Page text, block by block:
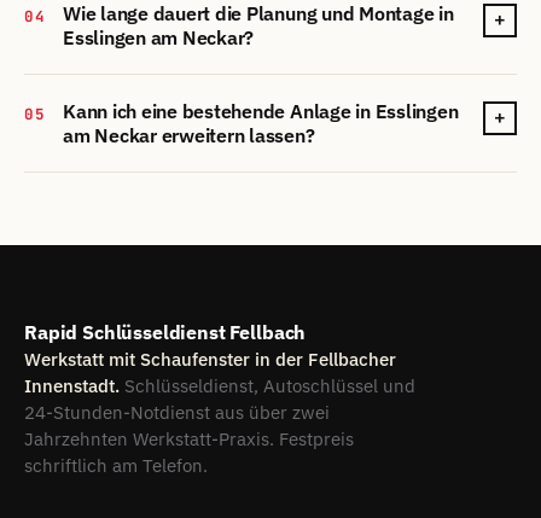
04
Wie lange dauert die Planung und Montage in
Esslingen am Neckar?
+
05
Kann ich eine bestehende Anlage in Esslingen
am Neckar erweitern lassen?
+
Rapid Schlüsseldienst Fellbach
Werkstatt mit Schaufenster in der Fellbacher
Innenstadt. Schlüsseldienst, Autoschlüssel und
24-Stunden-Notdienst aus über zwei
Jahrzehnten Werkstatt-Praxis. Festpreis
schriftlich am Telefon.